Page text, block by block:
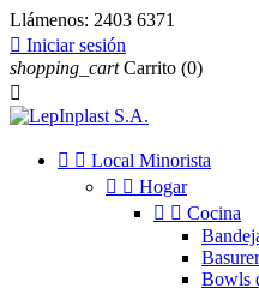
Llámenos: 2403 6371
 Iniciar sesión
shopping_cart Carrito (0)

  Local Minorista
  Hogar
  Cocina
Bowls